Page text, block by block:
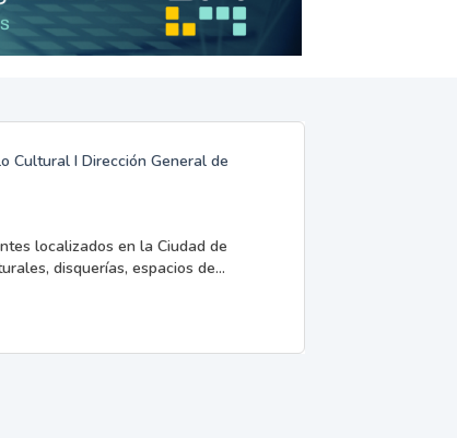
Cultural I Dirección General de
localizados en la Ciudad de
disquerías, espacios de...